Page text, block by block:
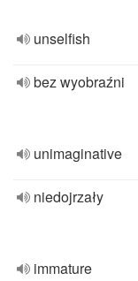
unselfish
bez wyobraźni
unimaginative
niedojrzały
immature